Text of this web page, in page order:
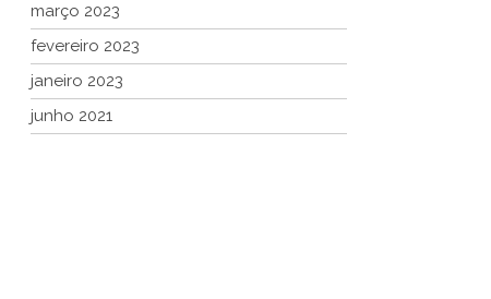
março 2023
fevereiro 2023
janeiro 2023
junho 2021